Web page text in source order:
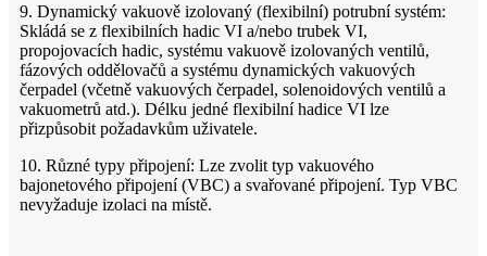
9. Dynamický vakuově izolovaný (flexibilní) potrubní systém:
Skládá se z flexibilních hadic VI a/nebo trubek VI,
propojovacích hadic, systému vakuově izolovaných ventilů,
fázových oddělovačů a systému dynamických vakuových
čerpadel (včetně vakuových čerpadel, solenoidových ventilů a
vakuometrů atd.). Délku jedné flexibilní hadice VI lze
přizpůsobit požadavkům uživatele.
10. Různé typy připojení: Lze zvolit typ vakuového
bajonetového připojení (VBC) a svařované připojení. Typ VBC
nevyžaduje izolaci na místě.